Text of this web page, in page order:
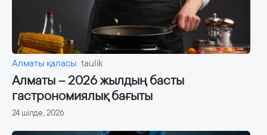
Алматы қаласы taulik
Алматы – 2026 жылдың басты
гастрономиялық бағыты
24 шілде, 2026